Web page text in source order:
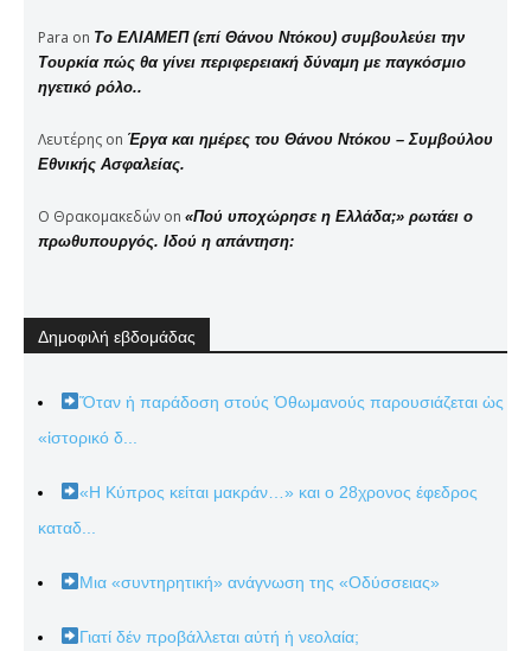
Para on Το ΕΛΙΑΜΕΠ (επί Θάνου Ντόκου) συμβουλεύει την
Τουρκία πώς θα γίνει περιφερειακή δύναμη με παγκόσμιο
ηγετικό ρόλο..
Λευτέρης on Έργα και ημέρες του Θάνου Ντόκου – Συμβούλου
Εθνικής Ασφαλείας.
Ο Θρακομακεδών on «Πού υποχώρησε η Ελλάδα;» ρωτάει ο
πρωθυπουργός. Ιδού η απάντηση:
Δημοφιλή εβδομάδας
Ὅταν ἡ παράδοση στούς Ὀθωμανούς παρουσιάζεται ὡς
«ἱστορικό δ...
«Η Κύπρος κείται μακράν…» και ο 28χρονος έφεδρος
καταδ...
Μια «συντηρητική» ανάγνωση της «Οδύσσειας»
Γιατί δέν προβάλλεται αὐτή ἡ νεολαία;